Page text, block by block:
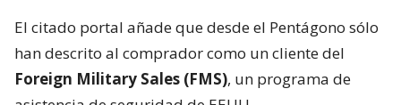
El citado portal añade que desde el Pentágono sólo
han descrito al comprador como un cliente del
Foreign Military Sales (FMS), un programa de